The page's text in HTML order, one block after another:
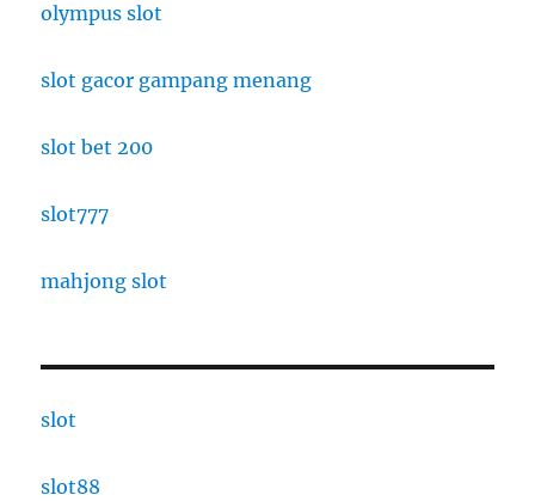
olympus slot
slot gacor gampang menang
slot bet 200
slot777
mahjong slot
slot
slot88